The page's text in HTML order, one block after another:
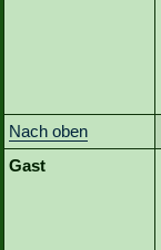
Nach oben
Gast